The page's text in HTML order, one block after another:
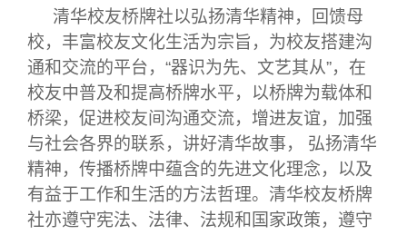
联系我们
清华校友桥牌社以弘扬清华精神，回馈母
校，丰富校友文化生活为宗旨，为校友搭建沟
通和交流的平台，“器识为先、文艺其从”，在
校友中普及和提高桥牌水平，以桥牌为载体和
桥梁，促进校友间沟通交流，增进友谊，加强
与社会各界的联系，讲好清华故事， 弘扬清华
精神，传播桥牌中蕴含的先进文化理念，以及
有益于工作和生活的方法哲理。清华校友桥牌
社亦遵守宪法、法律、法规和国家政策，遵守